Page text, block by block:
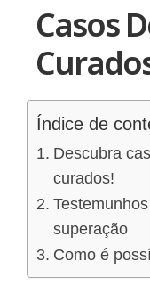
Casos
Índice de
Descubra
curados!
superação
Como é